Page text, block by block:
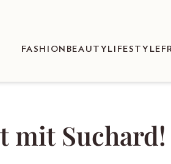
FASHION BEAUTY LIFESTYLE
mit Suchard!